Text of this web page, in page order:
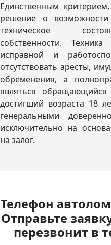
Единственным
решение о
техническое
собственности.
исправной и
отсутствовать аресты,
обременения, а
являться
достигший возраста 18
генеральными
исключительно на
на залог.
Телефон
Отправьте
перезвонит в